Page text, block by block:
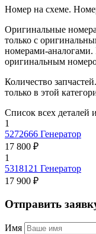
Номер на схеме.
Оригинальные номера
только с
номерами-аналогами.
оригинальным
Количество запчастей.
только в этой
Список всех деталей
1
5272666 Генератор
17 800 ₽
1
5318121 Генератор
17 900 ₽
Отправить
Имя